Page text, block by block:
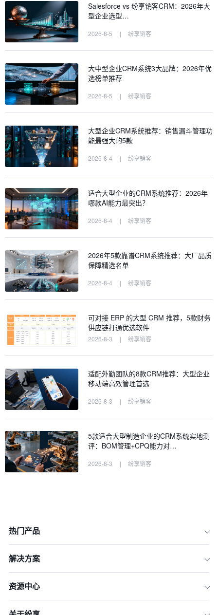
架构维度
Salesforce vs 纷享销客CRM：2026年大
型企业选型…
2026-8-5 | 纷享销客
大中型企业CRM系统3大品牌：2026年优
选榜单推荐
2026-8-5 | 纷享销客
大型企业CRM系统推荐：销售漏斗管理功
能最强大的5款
2026-8-4 | 纷享销客
适合大型企业的CRM系统推荐：2026年
哪款AI能力最突出？
2026-8-4 | 纷享销客
2026年5款靠谱CRM系统推荐：大厂品质
保障精选名单
2026-8-4 | 纷享销客
可对接 ERP 的大型 CRM 推荐，5款财务
供应链打通优选软件
2026-8-3 | 纷享销客
适配外勤团队的8款CRM推荐：大型企业
移动端高效管理首选
2026-8-3 | 纷享销客
5款适合大型制造企业的CRM系统实地测
评：BOM管理+CPQ能力对…
2026-8-3 | 纷享销客
热门产品
解决方案
资源中心